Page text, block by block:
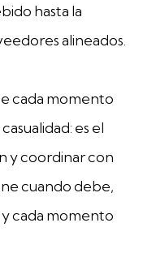
hasta la
alineados.
cada momento
es el
y coordinar con
cuando debe,
y cada momento